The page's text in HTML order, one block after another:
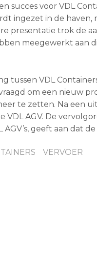
succes voor VDL
ingezet in de haven,
presentatie trok de
meegewerkt aan
tussen VDL
om een nieuw
te zetten. Na een
AGV. De
geeft aan dat
VERVOER